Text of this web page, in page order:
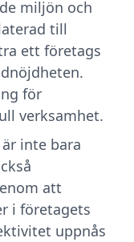
miljön och
till
ett företags
för
verksamhet.
inte bara
att
i företagets
uppnås